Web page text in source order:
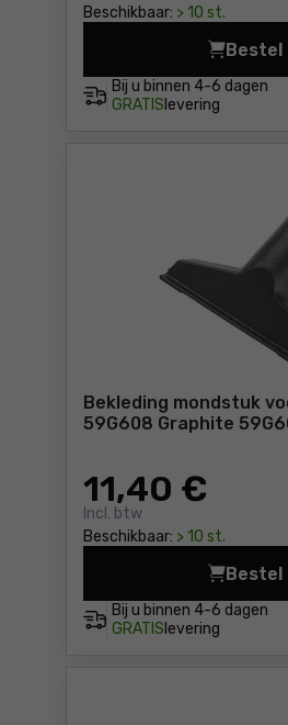
Beschikbaar: > 10 st.
Bij u binnen 4-6 dagen
GRATIS levering
Bestel
Bekleding mondstuk voor
59G608 Graphite
11,40 €
Incl. btw
Beschikbaar: > 10 st.
Bij u binnen 4-6 dagen
GRATIS levering
Bestel